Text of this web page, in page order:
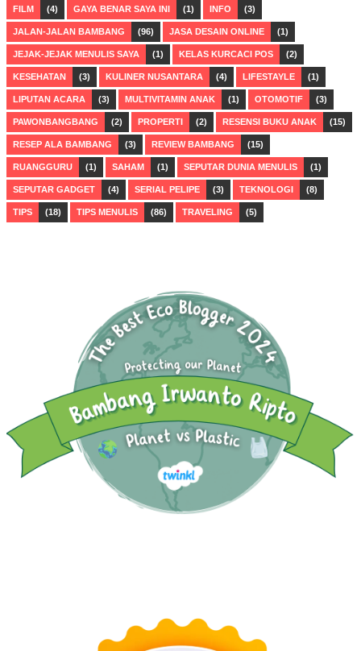
FILM (4) GAYA BENAR SAYA INI (1) INFO (3)
JALAN-JALAN BAMBANG (96) JASA DESAIN ONLINE (1)
JEJAK-JEJAK MENULIS SAYA (1) KELAS KURCACI POS (2)
KESEHATAN (3) KULINER NUSANTARA (4) LIFESTAYLE (1)
LIPUTAN ACARA (3) MULTIVITAMIN ANAK (1) OTOMOTIF (3)
PAWONBANGBANG (2) PROPERTI (2) RESENSI BUKU ANAK (15)
RESEP ALA BAMBANG (3) REVIEW BAMBANG (15)
RUANGGURU (1) SAHAM (1) SEPUTAR DUNIA MENULIS (1)
SEPUTAR GADGET (4) SERIAL PELIPE (3) TEKNOLOGI (8)
TIPS (18) TIPS MENULIS (86) TRAVELING (5)